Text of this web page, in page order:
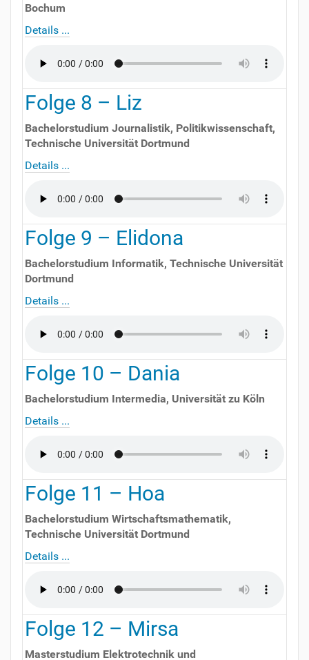
Bochum
Details ...
Folge 8 – Liz
Bachelorstudium Journalistik, Politikwissenschaft,
Technische Universität Dortmund
Details ...
Folge 9 – Elidona
Bachelorstudium Informatik,Technische Universität
Dortmund
Details ...
Folge 10 – Dania
Bachelorstudium Intermedia, Universität zu Köln
Details ...
Folge 11 – Hoa
Bachelorstudium Wirtschaftsmathematik,
Technische Universität Dortmund
Details ...
Folge 12 – Mirsa
Masterstudium Elektrotechnik und